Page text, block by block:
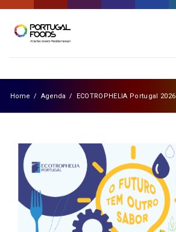
Home / Agenda / ECOTROPHELIA Portugal 2026